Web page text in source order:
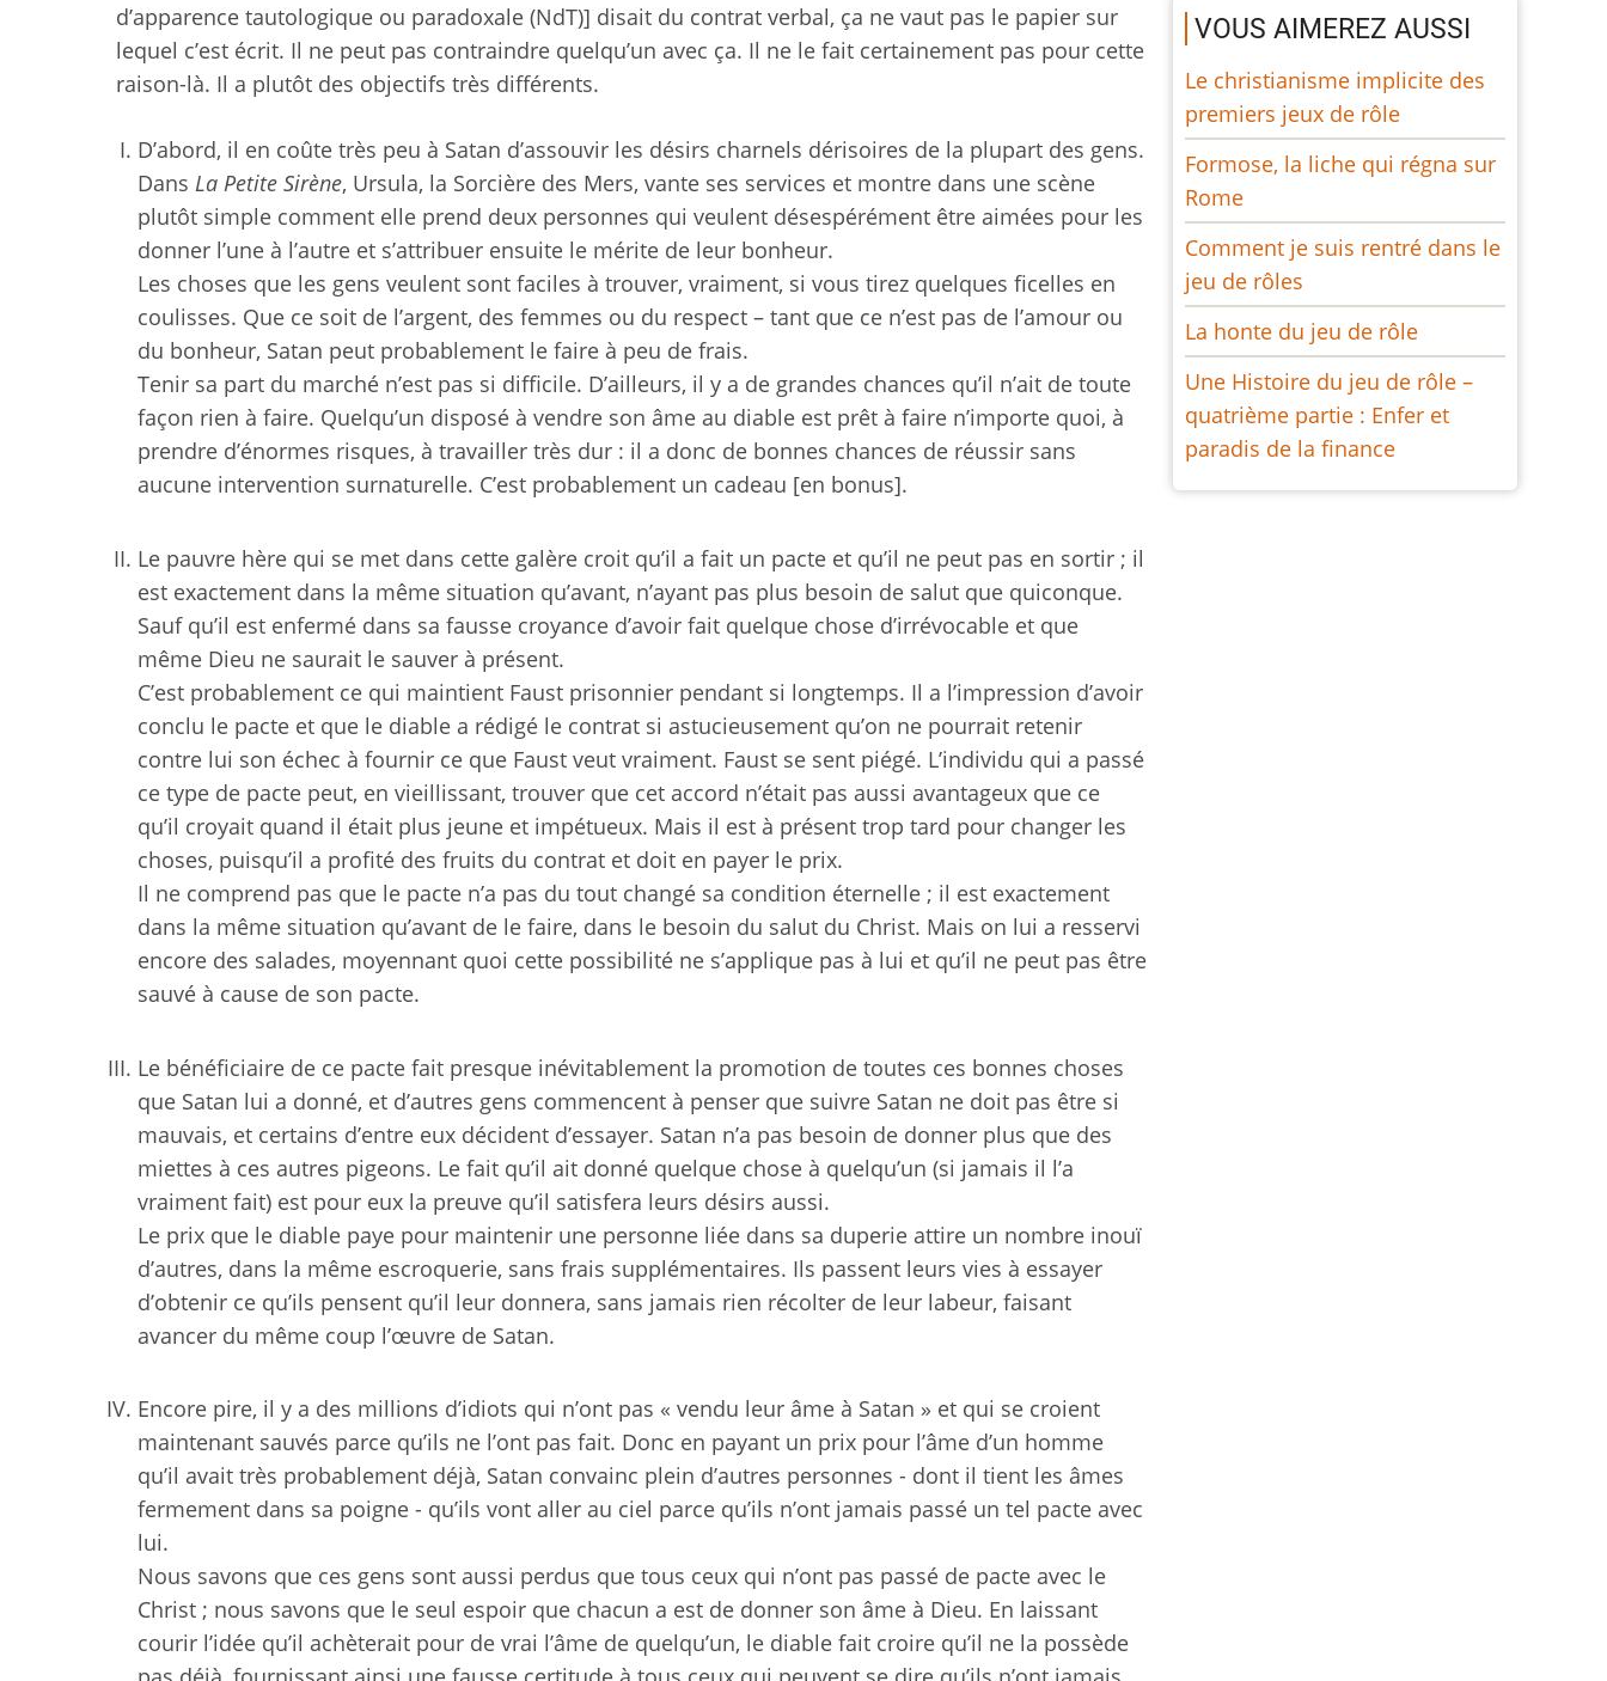
d’apparence tautologique ou paradoxale (NdT)] disait du contrat verbal, ça ne vaut pas le papier sur
lequel c’est écrit. Il ne peut pas contraindre quelqu’un avec ça. Il ne le fait certainement pas pour cette
raison-là. Il a plutôt des objectifs très différents.
D’abord, il en coûte très peu à Satan d’assouvir les désirs charnels dérisoires de la plupart des gens.
Dans La Petite Sirène, Ursula, la Sorcière des Mers, vante ses services et montre dans une scène
plutôt simple comment elle prend deux personnes qui veulent désespérément être aimées pour les
donner l’une à l’autre et s’attribuer ensuite le mérite de leur bonheur.
Les choses que les gens veulent sont faciles à trouver, vraiment, si vous tirez quelques ficelles en
coulisses. Que ce soit de l’argent, des femmes ou du respect – tant que ce n’est pas de l’amour ou
du bonheur, Satan peut probablement le faire à peu de frais.
Tenir sa part du marché n’est pas si difficile. D’ailleurs, il y a de grandes chances qu’il n’ait de toute
façon rien à faire. Quelqu’un disposé à vendre son âme au diable est prêt à faire n’importe quoi, à
prendre d’énormes risques, à travailler très dur : il a donc de bonnes chances de réussir sans
aucune intervention surnaturelle. C’est probablement un cadeau [en bonus].
Le pauvre hère qui se met dans cette galère croit qu’il a fait un pacte et qu’il ne peut pas en sortir ; il
est exactement dans la même situation qu’avant, n’ayant pas plus besoin de salut que quiconque.
Sauf qu’il est enfermé dans sa fausse croyance d’avoir fait quelque chose d’irrévocable et que
même Dieu ne saurait le sauver à présent.
C’est probablement ce qui maintient Faust prisonnier pendant si longtemps. Il a l’impression d’avoir
conclu le pacte et que le diable a rédigé le contrat si astucieusement qu’on ne pourrait retenir
contre lui son échec à fournir ce que Faust veut vraiment. Faust se sent piégé. L’individu qui a passé
ce type de pacte peut, en vieillissant, trouver que cet accord n’était pas aussi avantageux que ce
qu’il croyait quand il était plus jeune et impétueux. Mais il est à présent trop tard pour changer les
choses, puisqu’il a profité des fruits du contrat et doit en payer le prix.
Il ne comprend pas que le pacte n’a pas du tout changé sa condition éternelle ; il est exactement
dans la même situation qu’avant de le faire, dans le besoin du salut du Christ. Mais on lui a resservi
encore des salades, moyennant quoi cette possibilité ne s’applique pas à lui et qu’il ne peut pas être
sauvé à cause de son pacte.
Le bénéficiaire de ce pacte fait presque inévitablement la promotion de toutes ces bonnes choses
que Satan lui a donné, et d’autres gens commencent à penser que suivre Satan ne doit pas être si
mauvais, et certains d’entre eux décident d’essayer. Satan n’a pas besoin de donner plus que des
miettes à ces autres pigeons. Le fait qu’il ait donné quelque chose à quelqu’un (si jamais il l’a
vraiment fait) est pour eux la preuve qu’il satisfera leurs désirs aussi.
Le prix que le diable paye pour maintenir une personne liée dans sa duperie attire un nombre inouï
d’autres, dans la même escroquerie, sans frais supplémentaires. Ils passent leurs vies à essayer
d’obtenir ce qu’ils pensent qu’il leur donnera, sans jamais rien récolter de leur labeur, faisant
avancer du même coup l’œuvre de Satan.
Encore pire, il y a des millions d’idiots qui n’ont pas « vendu leur âme à Satan » et qui se croient
maintenant sauvés parce qu’ils ne l’ont pas fait. Donc en payant un prix pour l’âme d’un homme
qu’il avait très probablement déjà, Satan convainc plein d’autres personnes - dont il tient les âmes
fermement dans sa poigne - qu’ils vont aller au ciel parce qu’ils n’ont jamais passé un tel pacte avec
lui.
Nous savons que ces gens sont aussi perdus que tous ceux qui n’ont pas passé de pacte avec le
Christ ; nous savons que le seul espoir que chacun a est de donner son âme à Dieu. En laissant
courir l’idée qu’il achèterait pour de vrai l’âme de quelqu’un, le diable fait croire qu’il ne la possède
VOUS AIMEREZ AUSSI
Le christianisme implicite des
premiers jeux de rôle
Formose, la liche qui régna sur
Rome
Comment je suis rentré dans le
jeu de rôles
La honte du jeu de rôle
Une Histoire du jeu de rôle –
quatrième partie : Enfer et
paradis de la finance